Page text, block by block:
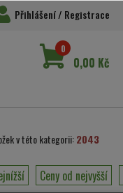
Přihlášení/ Registrace
0
0,00 Kč
v této kategorii:2043
Ceny od nejvyšší